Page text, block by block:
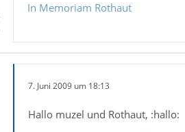
In Memoriam Rothaut
7. Juni 2009 um 18:13
Hallo muzel und Rothaut, :hallo: